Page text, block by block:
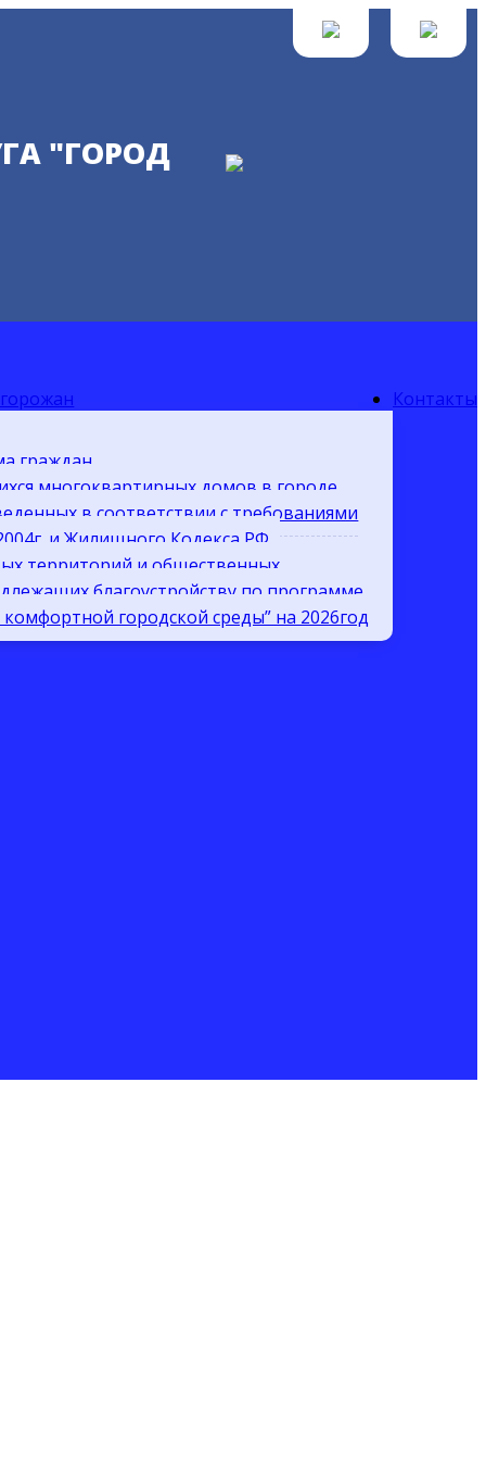
"ГОРОД
граждан
многоквартирных домов в городе
в соответствии с требованиями
и Жилищного Кодекса РФ
территорий и общественных
благоустройству по программе
городской среды” на 2026год
Контакты